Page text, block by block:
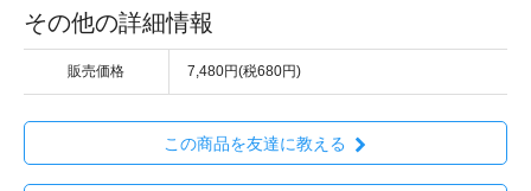
その他の詳細情報
販売価格 7,480円(税680円)
この商品を友達に教える